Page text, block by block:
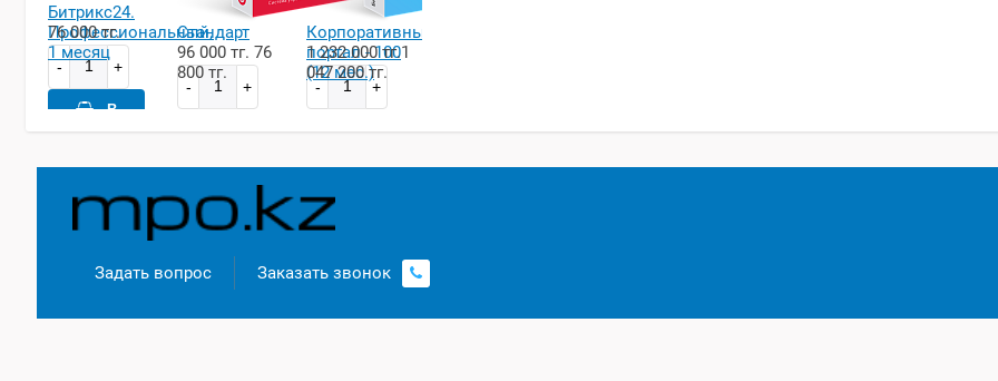
Битрикс24.
Профессиональный,
1 месяц
76 000 тг.
В
12 месяцев
1 месяц
Стандарт
96 000 тг. 76
800 тг.
В
Корпоративный
портал - 100
(12 мес.)
1 232 000 тг.1
047 200 тг.
В
Задать вопрос
Заказать звонок